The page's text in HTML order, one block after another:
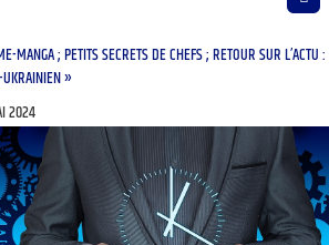
; PETITS SECRETS DE CHEFS ; RETOUR SUR L’ACTU :
»
2024